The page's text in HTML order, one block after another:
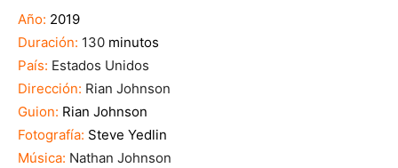
Año: 2019
Duración: 130 minutos
País: Estados Unidos
Dirección: Rian Johnson
Guion: Rian Johnson
Fotografía: Steve Yedlin
Música: Nathan Johnson